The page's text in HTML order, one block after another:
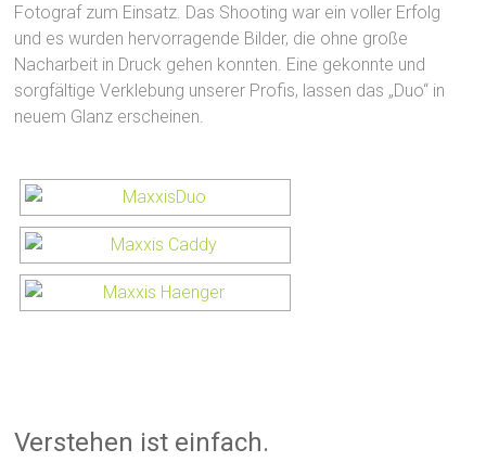
Fotograf zum Einsatz. Das Shooting war ein voller Erfolg
und es wurden hervorragende Bilder, die ohne große
Nacharbeit in Druck gehen konnten. Eine gekonnte und
sorgfältige Verklebung unserer Profis, lassen das „Duo“ in
neuem Glanz erscheinen.
Verstehen ist einfach.